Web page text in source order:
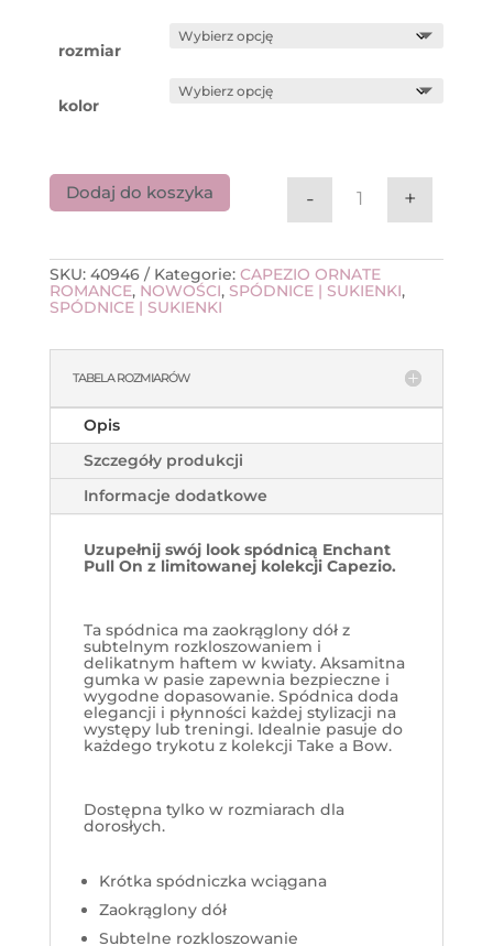
rozmiar
kolor
ilość Capezio
- +
Dodaj do koszyka
SKU: 40946 Kategorie: CAPEZIO ORNATE
ROMANCE, NOWOŚCI, SPÓDNICE | SUKIENKI,
SPÓDNICE | SUKIENKI
TABELA ROZMIARÓW
Opis
Szczegóły produkcji
Informacje dodatkowe
Uzupełnij swój look spódnicą Enchant
Pull On z limitowanej kolekcji Capezio.
Ta spódnica ma zaokrąglony dół z
subtelnym rozkloszowaniem i
delikatnym haftem w kwiaty. Aksamitna
gumka w pasie zapewnia bezpieczne i
wygodne dopasowanie. Spódnica doda
elegancji i płynności każdej stylizacji na
występy lub treningi. Idealnie pasuje do
każdego trykotu z kolekcji Take a Bow.
Dostępna tylko w rozmiarach dla
dorosłych.
Krótka spódniczka wciągana
Zaokrąglony dół
Subtelne rozkloszowanie